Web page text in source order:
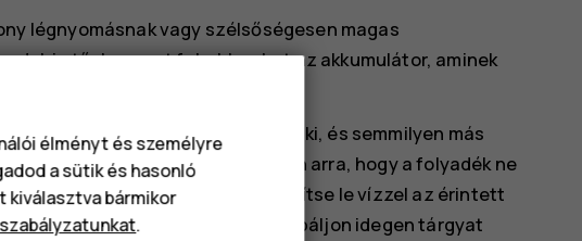
légnyomásnak vagy szélsőségesen magas
dobja tűzbe, mert felrobbanhat az akkumulátor, aminek
össze, ne hajlítsa meg, ne szúrja ki, és semmilyen más
szivárog az akkumulátor, ügyeljen arra, hogy a folyadék ne
mégis megtörténne, azonnal öblítse le vízzel az érintett
az akkumulátort, ne próbáljon idegen tárgyat
élményt és személyre
a sütik és hasonló
kiválasztva bármikor
.